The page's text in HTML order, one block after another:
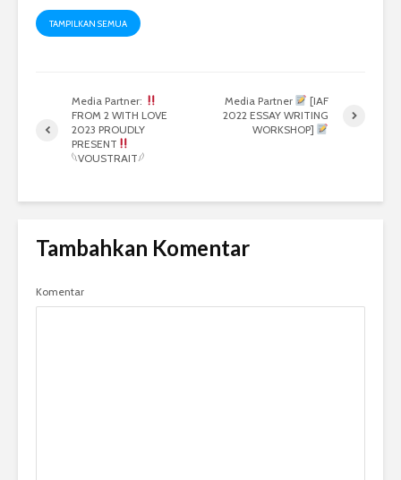
TAMPILKAN SEMUA
Media Partner:
FROM 2 WITH LOVE
2023 PROUDLY
PRESENT
𓆩VOUSTRAIT𓆪
Media Partner
[IAF
2022 ESSAY WRITING
WORKSHOP]
Tambahkan Komentar
Komentar